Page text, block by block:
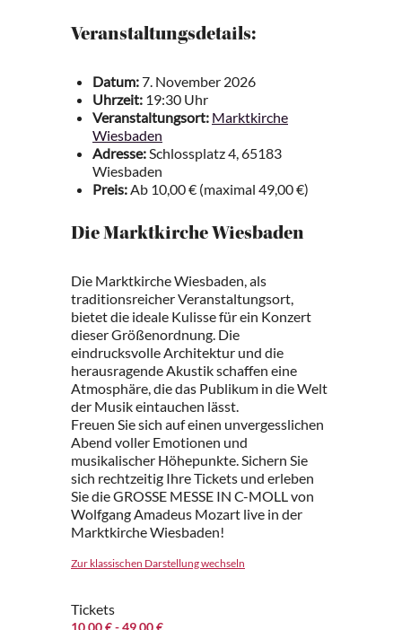
Veranstaltungsdetails:
Datum:7. November 2026
Uhrzeit: 19:30 Uhr
Veranstaltungsort: Marktkirche
Wiesbaden
Adresse:Schlossplatz 4, 65183
Wiesbaden
Preis:Ab 10,00 € (maximal 49,00 €)
Die Marktkirche Wiesbaden
Die Marktkirche Wiesbaden, als
traditionsreicher Veranstaltungsort,
bietet die ideale Kulisse für ein Konzert
dieser Größenordnung. Die
eindrucksvolle Architektur und die
herausragende Akustik schaffen eine
Atmosphäre, die das Publikum in die Welt
der Musik eintauchen lässt.
Freuen Sie sich auf einen unvergesslichen
Abend voller Emotionen und
musikalischer Höhepunkte. Sichern Sie
sich rechtzeitig Ihre Tickets und erleben
Sie die GROSSE MESSE IN C-MOLL von
Wolfgang Amadeus Mozart live in der
Marktkirche Wiesbaden!
Zur klassischen Darstellung wechseln
Tickets